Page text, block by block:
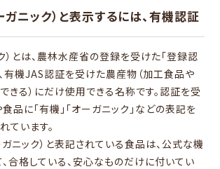
ガニック）と表示するには、有機認証
）とは、農林水産省の登録を受けた「登録認
有機JAS認証を受けた農産物（加工食品や
きる）にだけ使用できる名称です。認証を受
品に「有機」「オーガニック」などの表記を
ています。
ガニック）と表記されている食品は、公式な機
合格している、安心なものだけに付いてい